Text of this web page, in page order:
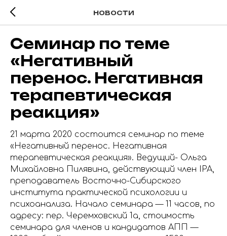
НОВОСТИ
Семинар по теме
«Негативный
перенос. Негативная
терапевтическая
реакция»
21 марта 2020 состоится семинар по теме
«Негативный перенос. Негативная
терапевтическая реакция». Ведущий- Ольга
Михайловна Пилявина, действующий член IPA,
преподаватель Восточно-Сибирского
института практической психологии и
психоанализа. Начало семинара — 11 часов, по
адресу: пер. Черемховский 1а, стоимость
семинара для членов и кандидатов АПП —